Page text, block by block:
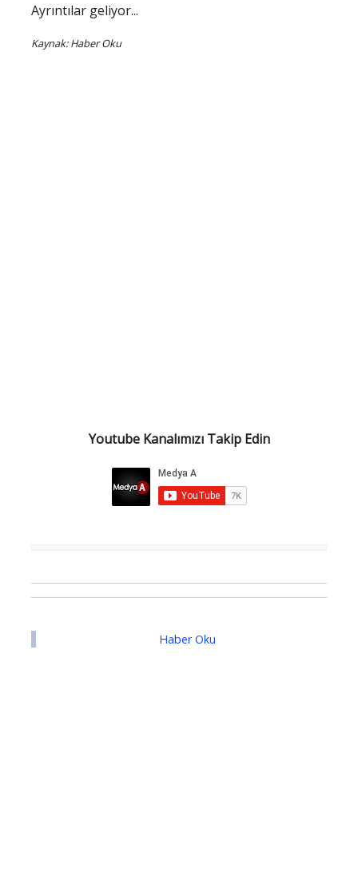
Ayrıntılar geliyor...
Kaynak: Haber Oku
Youtube Kanalımızı Takip Edin
Haber Oku